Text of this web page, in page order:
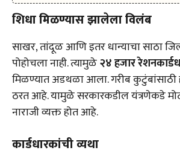
शिधा मिळण्यास झालेला विलंब
साखर, तांदूळ आणि इतर धान्याचा साठा
पोहोचला नाही. त्यामुळे२४ हजार
मिळण्यात अडथळा आला. गरीब कुटुंबांसाठी ही
ठरत आहे. यामुळे सरकारकडील यंत्रणेकडे
नाराजी व्यक्त होत आहे.
कार्डधारकांची व्यथा